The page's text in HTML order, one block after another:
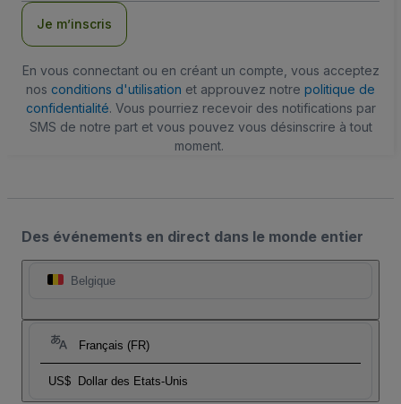
Je m’inscris
En vous connectant ou en créant un compte, vous acceptez
nos conditions d'utilisation et approuvez notre politique de
confidentialité. Vous pourriez recevoir des notifications par
SMS de notre part et vous pouvez vous désinscrire à tout
moment.
Des événements en direct dans le monde entier
Belgique
Français (FR)
US$ Dollar des Etats-Unis